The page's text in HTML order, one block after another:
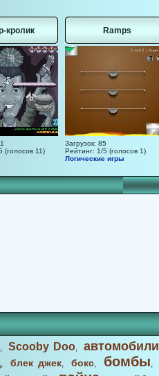
кролик
(голосов 11)
Ramps
Загрузок: 85
Рейтинг: 1/5 (голосов 1)
Логические игры
,Scooby Doo,автомобили
,блек джек,бокс, бомбы,